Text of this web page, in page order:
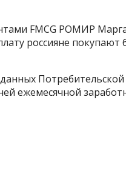
FMCG РОМИР
россияне
ежемесячной